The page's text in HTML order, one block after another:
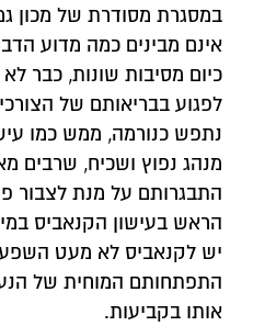
במסגרת מסודרת של מכון
אינם מבינים כמה מדוע
כיום מסיבות שונות, כבר
לפגוע בבריאותם של
נתפש כנורמה, ממש כמו
מנהג נפוץ ושכיח, שרבים
התבגרותם על מנת לצבור
הראש בעישון הקנאביס
יש לקנאביס לא מעט
התפתחותם המוחית של
אותו בקביעות.